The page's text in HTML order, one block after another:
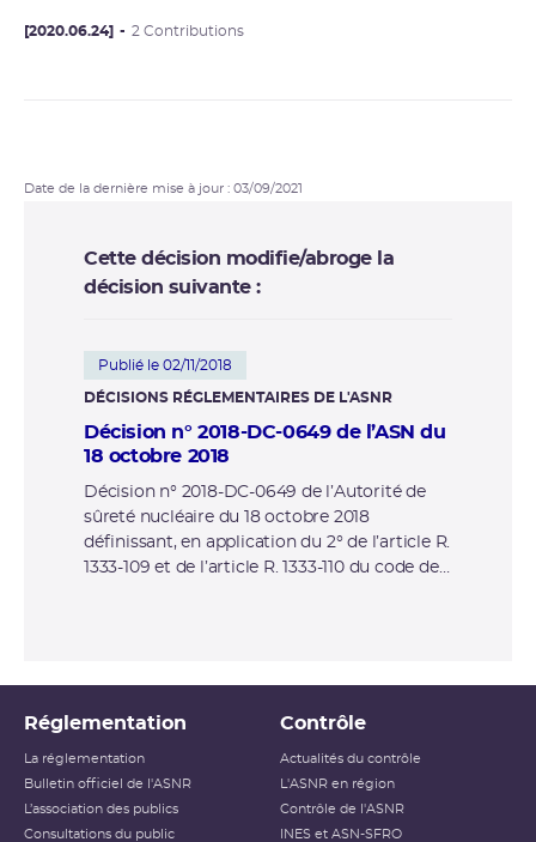
[2020.06.24] 2 Contributions
Date de la dernière mise à jour : 03/09/2021
Cette décision modifie/abroge la
décision suivante :
Publié le 02/11/2018
DÉCISIONS RÉGLEMENTAIRES DE L'ASNR
Décision n° 2018-DC-0649 de l’ASN du
18 octobre 2018
Décision n° 2018-DC-0649 de l’Autorité de
sûreté nucléaire du 18 octobre 2018
définissant, en application du 2° de l’article R.
1333-109 et de l’article R. 1333-110 du code de
Réglementation
La réglementation
Bulletin officiel de l'ASNR
L’association des publics
Consultations du public
Contrôle
Actualités du contrôle
L'ASNR en région
Contrôle de l'ASNR
INES et ASN-SFRO